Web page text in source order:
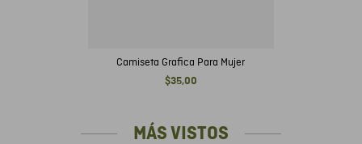
Camiseta Grafica Para Mujer
$35,00
MÁS VISTOS